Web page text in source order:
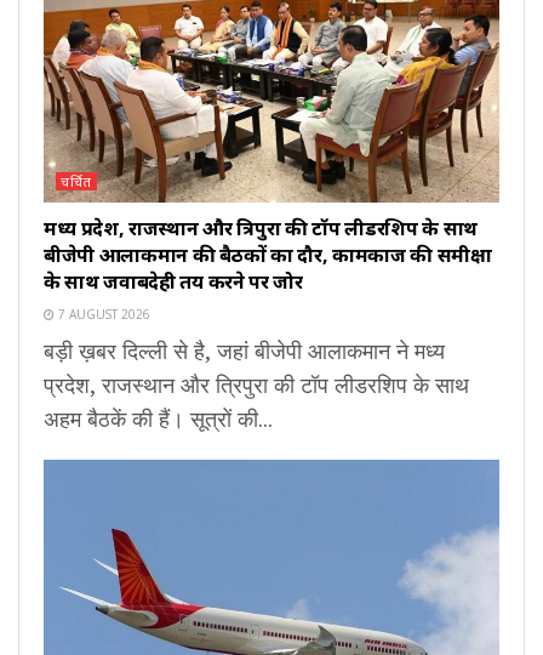
चर्चित
मध्य प्रदेश, राजस्थान और त्रिपुरा की टॉप लीडरशिप के साथ
बीजेपी आलाकमान की बैठकों का दौर, कामकाज की समीक्षा
के साथ जवाबदेही तय करने पर जोर
7 AUGUST 2026
बड़ी ख़बर दिल्ली से है, जहां बीजेपी आलाकमान ने मध्य
प्रदेश, राजस्थान और त्रिपुरा की टॉप लीडरशिप के साथ
अहम बैठकें की हैं। सूत्रों की...